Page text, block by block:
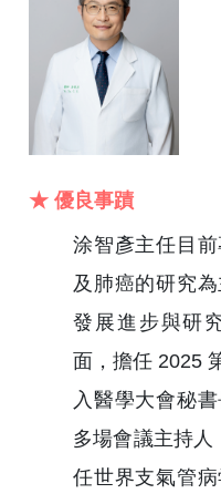
★ 優良事蹟
涂智彥主任目
及肺癌的研究
發展進步與研
面，擔任 2025
入醫學大會秘
多場會議主持
任世界支氣管